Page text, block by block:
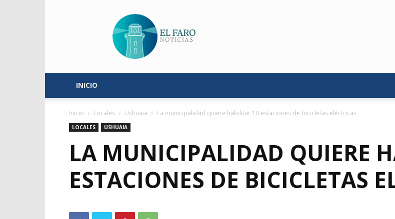
Faro
Noticias
INICIO
Inicio Locales Ushuaia La municipalidad quiere habilitar 10 estaciones de bicicletas eléctricas
LOCALES USHUAIA
LA MUNICIPALIDAD QUIERE
ESTACIONES DE BICICLETAS